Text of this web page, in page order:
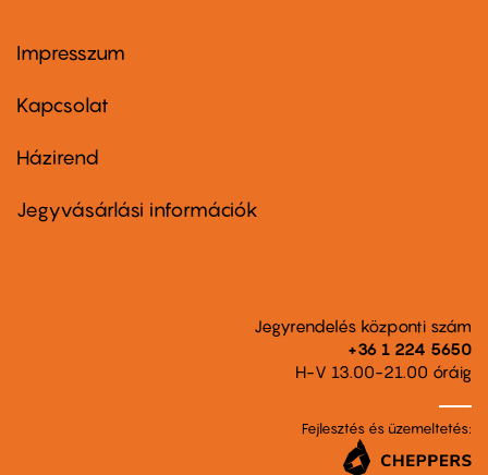
Footer
first
Impresszum
Kapcsolat
Footer
second
Házirend
Jegyvásárlási információk
Jegyrendelés központi szám
+36 1 224 5650
H-V 13.00-21.00 óráig
Fejlesztés és üzemeltetés: